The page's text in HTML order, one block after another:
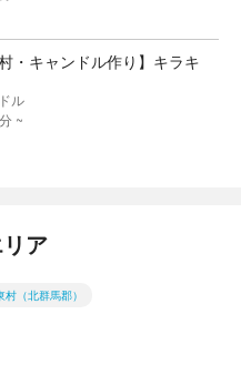
・キャンドル作り】キラキ
ル
~
ア
村（北群馬郡）